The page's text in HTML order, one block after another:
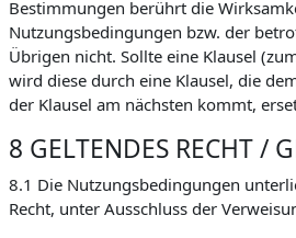
Bestimmungen berührt die
Nutzungsbedingungen bzw. der
Übrigen nicht. Sollte eine Klausel
wird diese durch eine Klausel, die
der Klausel am nächsten kommt,
8 GELTENDES RECHT /
8.1 Die Nutzungsbedingungen
Recht, unter Ausschluss der